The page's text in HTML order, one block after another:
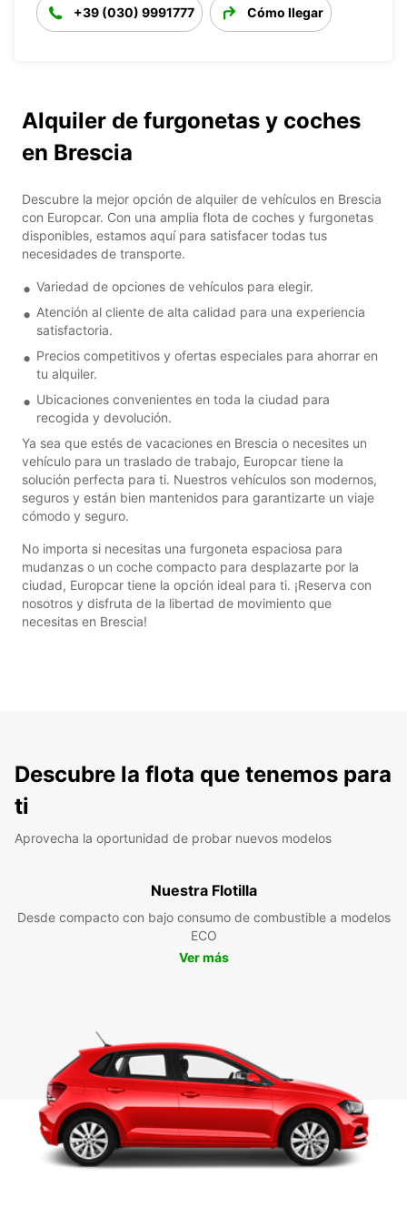
+39 (030) 9991777 Cómo llegar
Alquiler de furgonetas y coches
en Brescia
Descubre la mejor opción de alquiler de vehículos en Brescia
con Europcar. Con una amplia flota de coches y furgonetas
disponibles, estamos aquí para satisfacer todas tus
necesidades de transporte.
Variedad de opciones de vehículos para elegir.
Atención al cliente de alta calidad para una experiencia
satisfactoria.
Precios competitivos y ofertas especiales para ahorrar en
tu alquiler.
Ubicaciones convenientes en toda la ciudad para
recogida y devolución.
Ya sea que estés de vacaciones en Brescia o necesites un
vehículo para un traslado de trabajo, Europcar tiene la
solución perfecta para ti. Nuestros vehículos son modernos,
seguros y están bien mantenidos para garantizarte un viaje
cómodo y seguro.
No importa si necesitas una furgoneta espaciosa para
mudanzas o un coche compacto para desplazarte por la
ciudad, Europcar tiene la opción ideal para ti. ¡Reserva con
nosotros y disfruta de la libertad de movimiento que
necesitas en Brescia!
Descubre la flota que tenemos para
ti
Aprovecha la oportunidad de probar nuevos modelos
Nuestra Flotilla
Desde compacto con bajo consumo de combustible a modelos
ECO
Ver más